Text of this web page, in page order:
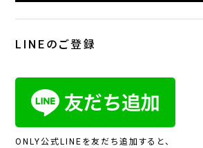
LINEのご登録
ONLY公式LINEを友だち追加すると、